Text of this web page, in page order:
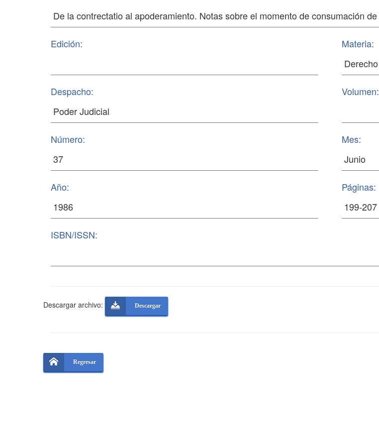
Edición: Materia:
Despacho: Volumen:
Número: Mes:
Año: Páginas:
ISBN/ISSN:
Descargar archivo: Descargar
Regresar